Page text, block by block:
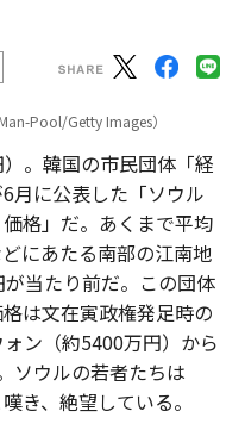
Pool/Getty Images）
。韓国の市民団体「経
月に公表した「ソウル
格」だ。あくまで平均
にあたる南部の江南地
当たり前だ。この団体
は文在寅政権発足時の
ン（約5400万円）から
ソウルの若者たちは
き、絶望している。